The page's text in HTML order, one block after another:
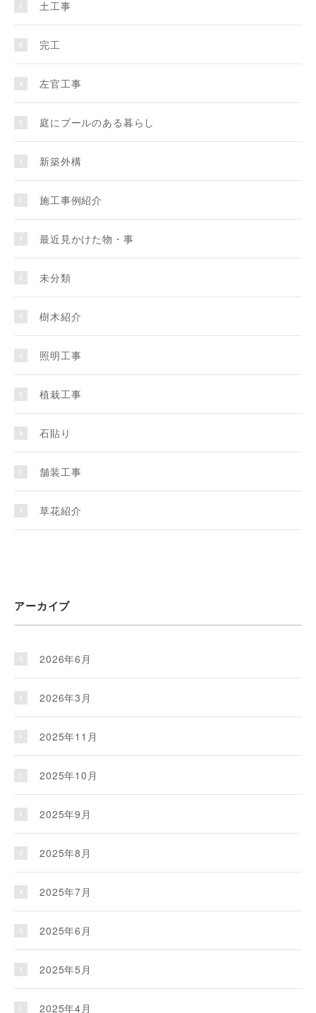
土工事
完工
左官工事
庭にプールのある暮らし
新築外構
施工事例紹介
最近見かけた物・事
未分類
樹木紹介
照明工事
植栽工事
石貼り
舗装工事
草花紹介
アーカイブ
2026年6月
2026年3月
2025年11月
2025年10月
2025年9月
2025年8月
2025年7月
2025年6月
2025年5月
2025年4月